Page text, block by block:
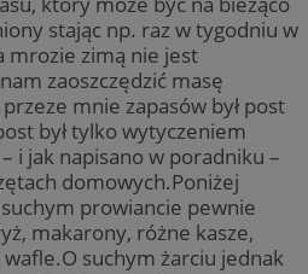
stając np. raz w tygodniu w
mrozie zimą nie jest
zaoszczędzić masę
mnie zapasów był post
był tylko wytyczeniem
i jak napisano w poradniku –
domowych.Poniżej
prowiancie pewnie
makarony, różne kasze,
suchym żarciu jednak